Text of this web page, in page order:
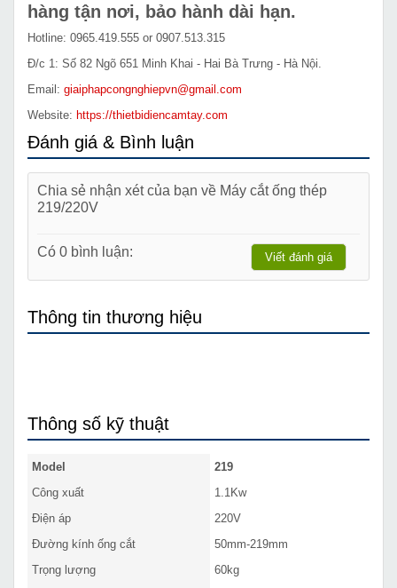
hàng tận nơi, bảo hành dài hạn.
Hotline: 0965.419.555 or 0907.513.315
Đ/c 1: Số 82 Ngõ 651 Minh Khai - Hai Bà Trưng - Hà Nội.
Email: giaiphapcongnghiepvn@gmail.com
Website: https://thietbidiencamtay.com
Đánh giá & Bình luận
Chia sẻ nhận xét của bạn về Máy cắt ống thép
219/220V
Có 0 bình luận: Viết đánh giá
Thông tin thương hiệu
Thông số kỹ thuật
Model
219
Công xuất
1.1Kw
Điện áp
220V
Đường kính ống cắt
50mm-219mm
Trọng lượng
60kg